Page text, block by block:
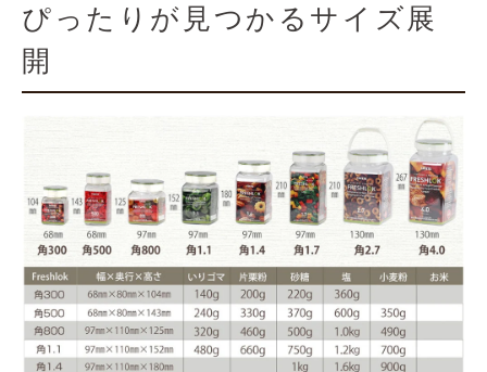
ぴったりが見つかるサイズ展
開